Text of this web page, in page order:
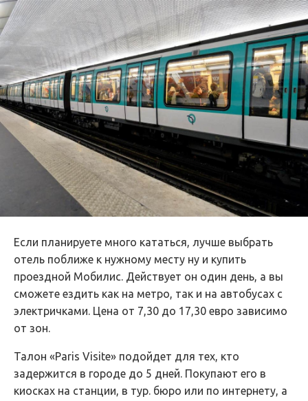
Если планируете много кататься, лучше выбрать
отель поближе к нужному месту ну и купить
проездной Мобилис. Действует он один день, а вы
сможете ездить как на метро, так и на автобусах с
электричками. Цена от 7,30 до 17,30 евро зависимо
от зон.
Талон «Paris Visite» подойдет для тех, кто
задержится в городе до 5 дней. Покупают его в
киосках на станции, в тур. бюро или по интернету, а